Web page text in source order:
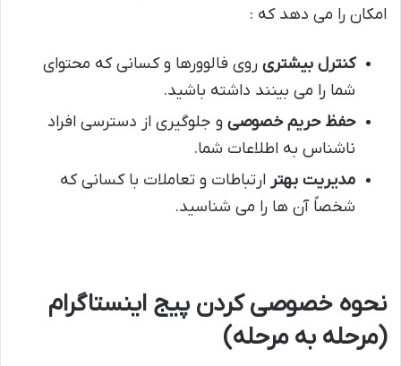
امکان را می دهد که :
کنترل بیشتری روی فالوورها و کسانی که محتوای
شما را می بینند داشته باشید.
حفظ حریم خصوصی و جلوگیری از دسترسی افراد
ناشناس به اطلاعات شما.
مدیریت بهتر ارتباطات و تعاملات با کسانی که
شخصاً آن ها را می شناسید.
نحوه خصوصی کردن پیج اینستاگرام
(مرحله به مرحله)